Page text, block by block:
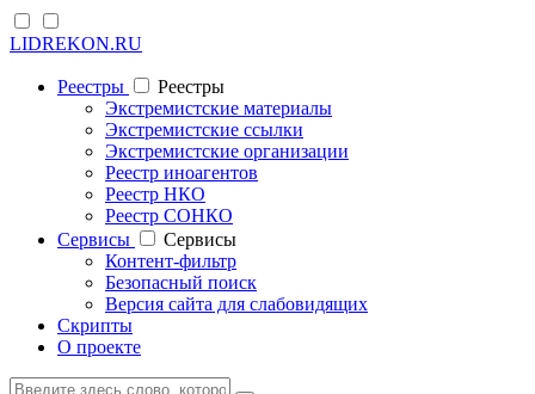
LIDREKON.RU
Реестры
Реестры
Экстремистские материалы
Экстремистские ссылки
Экстремистские организации
Реестр иноагентов
Реестр НКО
Реестр СОНКО
Cервисы
Cервисы
Контент-фильтр
Безопасный поиск
Версия сайта для слабовидящих
Скрипты
О проекте